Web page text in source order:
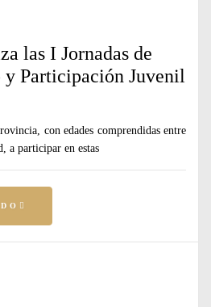
las I Jornadas de
Participación Juvenil
con edades comprendidas entre
a participar en estas